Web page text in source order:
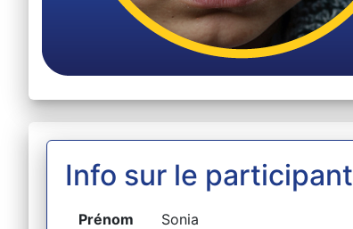
Info sur le participant
Prénom Sonia